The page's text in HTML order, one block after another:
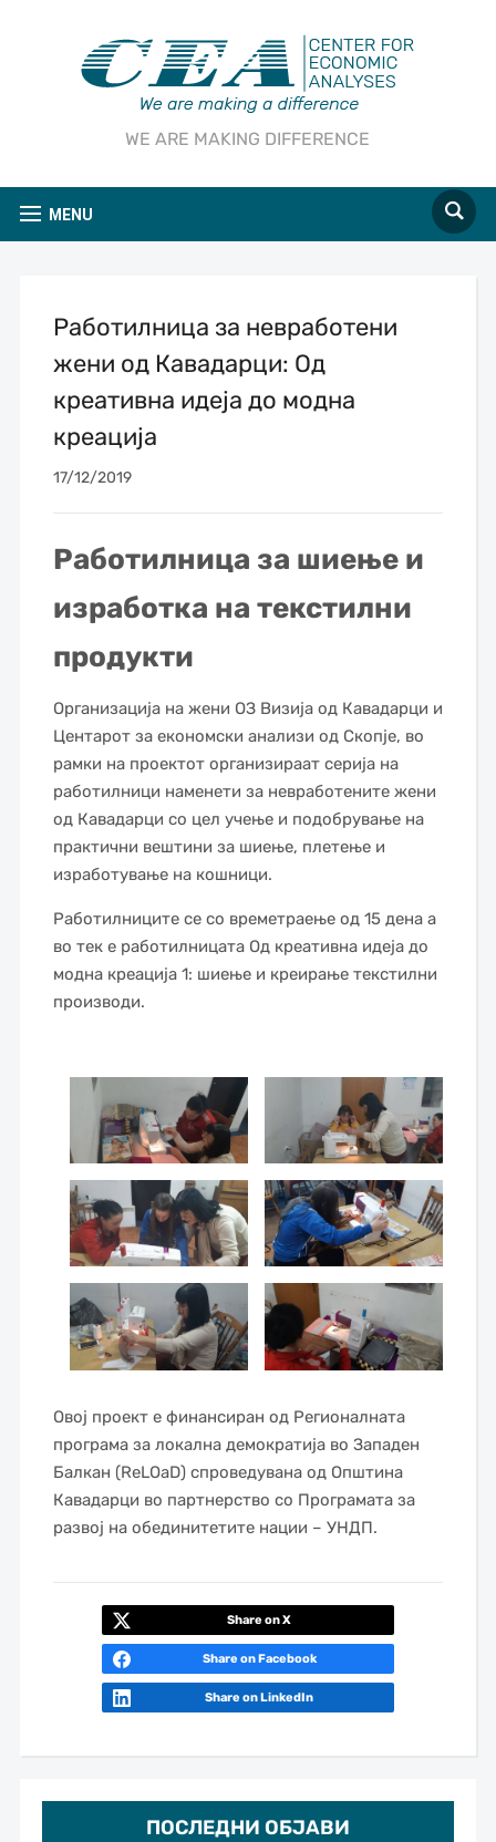
WE ARE MAKING DIFFERENCE
MENU
ПОСЛЕДНИ ОБЈАВИ
Работилница за невработени
жени од Кавадарци: Од
креативна идеја до модна
креација
17/12/2019
Работилница за шиење и
изработка на текстилни
продукти
Организација на жени ОЗ Визија од Кавадарци и
Центарот за економски анализи од Скопје, во
рамки на проектот организираат серија на
работилници наменети за невработените жени
од Кавадарци со цел учење и подобрување на
практични вештини за шиење, плетење и
изработување на кошници.
Работилниците се со времетраење од 15 дена а
во тек е работилницата Од креативна идеја до
модна креација 1: шиење и креирање текстилни
производи.
Овој проект е финансиран од Регионалната
програма за локална демократија во Западен
Балкан (ReLOaD) спроведувана од Општина
Кавадарци во партнерство со Програмата за
развој на обединитетите нации – УНДП.
Share on X
Share on Facebook
Share on LinkedIn